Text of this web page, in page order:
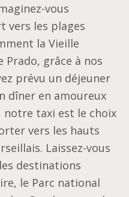
vous
vers les plages
la Vieille
Prado, grâce à nos
prévu un déjeuner
dîner en amoureux
notre taxi est le choix
vers les hauts
Laissez-vous
destinations
le Parc national